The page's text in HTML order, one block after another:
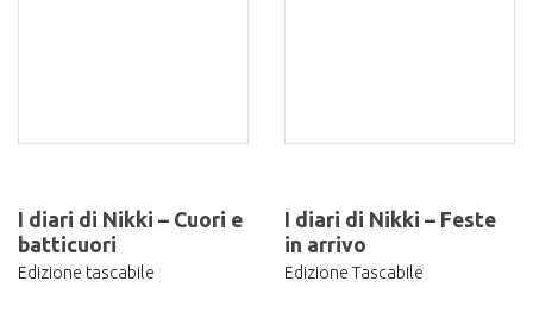
I diari di Nikki – Cuori e
batticuori
Edizione tascabile
I diari di Nikki – Feste
in arrivo
Edizione Tascabile